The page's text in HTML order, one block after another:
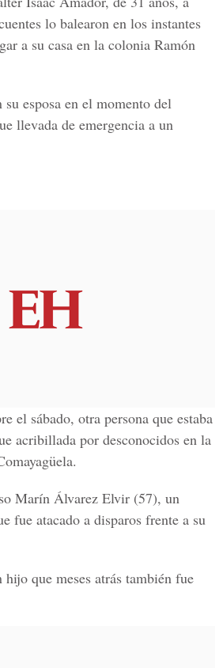
lo balearon en los instantes
a su casa en la colonia Ramón
esposa en el momento del
llevada de emergencia a un
el sábado, otra persona que estaba
acribillada por desconocidos en la
Marín Álvarez Elvir (57), un
fue atacado a disparos frente a su
que meses atrás también fue